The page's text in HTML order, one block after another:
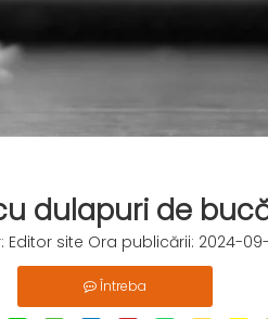
dulapuri de
site Ora publicării: 2024-
Întreba